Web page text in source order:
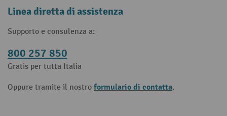
Linea diretta di assistenza
Supporto e consulenza a:
800 257 850
Gratis per tutta Italia
Oppure tramite il nostro formulario di contatta.